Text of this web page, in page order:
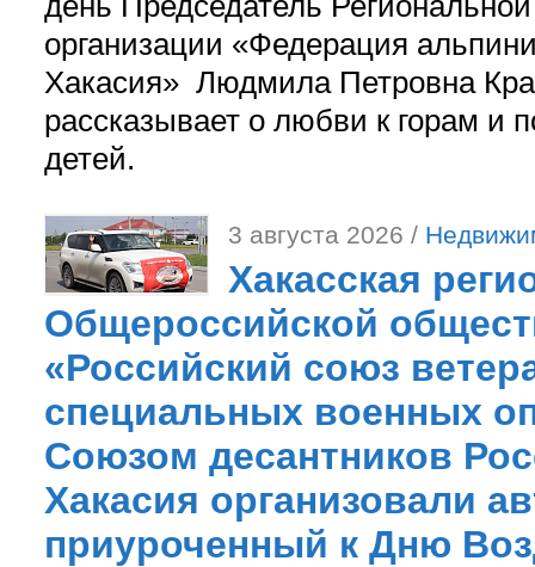
организации «Федерация
Хакасия» Людмила Петровна
рассказывает о любви к горам и
детей.
3 августа 2026 /
Хакасская
Общероссийской
«Российский союз
специальных военных
Союзом десантников
Хакасия организовали
приуроченный к Дню